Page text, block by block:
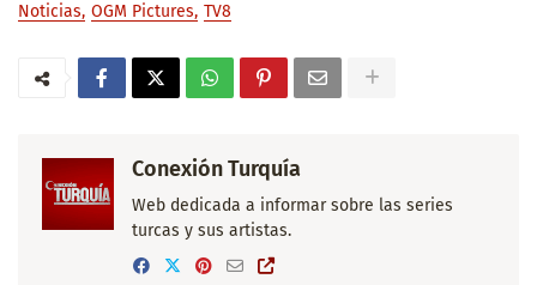
Noticias OGM Pictures TV8
Conexión Turquía
Web dedicada a informar sobre las series
turcas y sus artistas.